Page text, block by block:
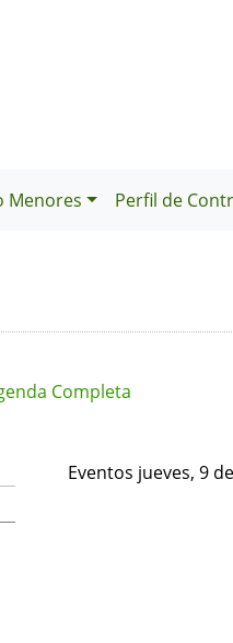
Menores Perfil de
Completa
Eventos jueves, 9